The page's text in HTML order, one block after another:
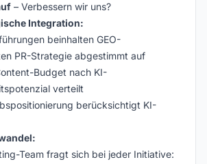
– Verbessern wir uns?
Integration:
beinhalten GEO-
PR-Strategie abgestimmt auf
Budget nach KI-
verteilt
berücksichtigt KI-
Team fragt sich bei jeder Initiative: